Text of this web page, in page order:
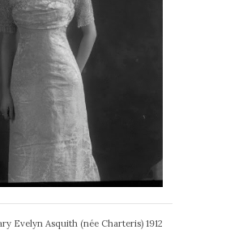
Evelyn Asquith (née Charteris) 1912